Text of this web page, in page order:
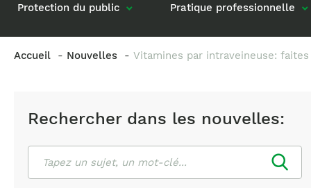
Protection du public
Vos questions :
Pratique professionnelle
Exercice en société
Commande de matériel
Accueil Nouvelles Vitamines par intraveineuse:
Rechercher dans les nouvelles: